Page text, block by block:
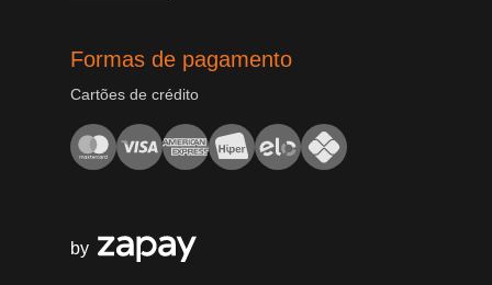
Formas de pagamento
Cartões de crédito
by